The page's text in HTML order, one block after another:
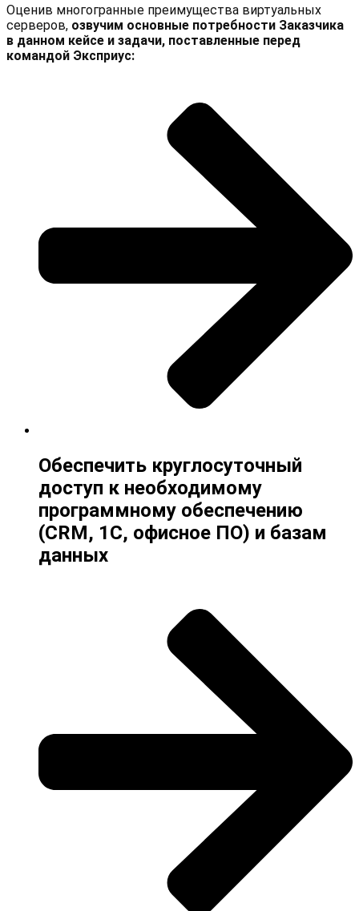
Оценив многогранные преимущества виртуальных
серверов, озвучим основные потребности Заказчика
в данном кейсе и задачи, поставленные перед
командой Эксприус:
Обеспечить круглосуточный
доступ к необходимому
программному обеспечению
(CRM, 1С, офисное ПО) и базам
данных